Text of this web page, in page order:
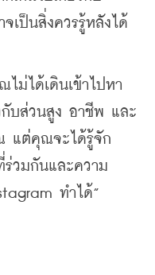
เป็นสิ่งควรรู้หลังได้
ได้เดินเข้าไปหา
กับส่วนสูง อาชีพ และ
แต่คุณจะได้รู้จัก
ร่วมกันและความ
ทำได้”